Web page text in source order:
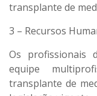
transplante de
3 – Recursos
Os profissionais
equipe
transplante de